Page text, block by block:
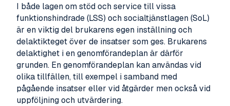
I både lagen om stöd och service till vissa
funktionshindrade (LSS) och socialtjänstlagen (SoL)
är en viktig del brukarens egen inställning och
delaktikteget över de insatser som ges. Brukarens
delaktighet i en genomförandeplan är därför
grunden. En genomförandeplan kan användas vid
olika tillfällen, till exempel i samband med
pågående insatser eller vid åtgärder men också vid
uppföljning och utvärdering.